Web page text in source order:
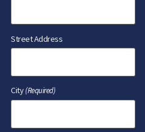
Street Address
City(Required)